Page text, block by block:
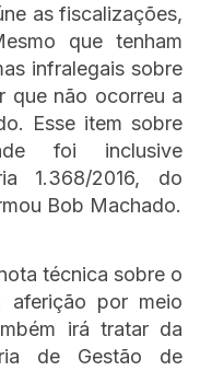
as fiscalizações,
que tenham
infralegais sobre
que não ocorreu a
Esse item sobre
foi inclusive
1.368/2016, do
Bob Machado.
técnica sobre o
aferição por meio
irá tratar da
de Gestão de